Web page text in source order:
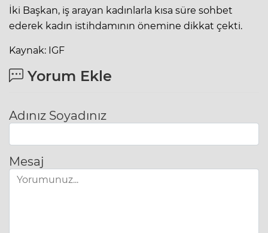
İki Başkan, iş arayan kadınlarla kısa süre sohbet
ederek kadın istihdamının önemine dikkat çekti.
Kaynak: IGF
Yorum Ekle
Adınız Soyadınız
Mesaj